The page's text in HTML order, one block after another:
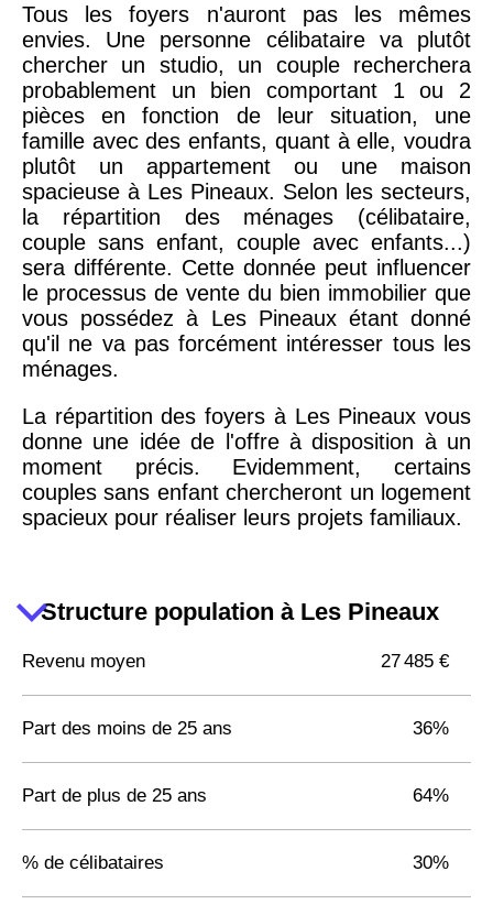
Tous les foyers n'auront pas les mêmes
envies. Une personne célibataire va plutôt
chercher un studio, un couple recherchera
probablement un bien comportant 1 ou 2
pièces en fonction de leur situation, une
famille avec des enfants, quant à elle, voudra
plutôt un appartement ou une maison
spacieuse à Les Pineaux. Selon les secteurs,
la répartition des ménages (célibataire,
couple sans enfant, couple avec enfants...)
sera différente. Cette donnée peut influencer
le processus de vente du bien immobilier que
vous possédez à Les Pineaux étant donné
qu'il ne va pas forcément intéresser tous les
ménages.
La répartition des foyers à Les Pineaux vous
donne une idée de l'offre à disposition à un
moment précis. Evidemment, certains
couples sans enfant chercheront un logement
spacieux pour réaliser leurs projets familiaux.
Structure population à Les Pineaux
Revenu moyen 27 485 €
Part des moins de 25 ans 36%
Part de plus de 25 ans 64%
% de célibataires 30%